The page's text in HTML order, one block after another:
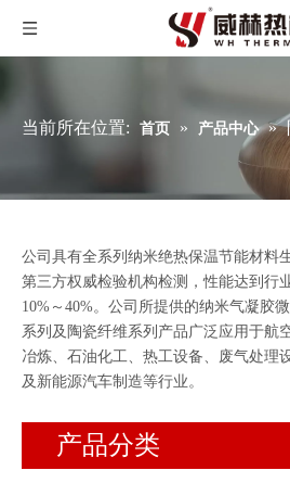
当前所在位置: 首页 » 产品中心 »
公司具有全系列纳米绝热保温节能材料
第三方权威检验机构检测，性能达到行
10%～40%。公司所提供的纳米气凝胶
系列及陶瓷纤维系列产品广泛应用于航
冶炼、石油化工、热工设备、废气处理
及新能源汽车制造等行业。
产品分类